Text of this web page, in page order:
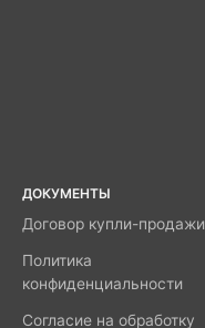
ДОКУМЕНТЫ
Договор купли-продажи
Политика
конфиденциальности
Согласие на обработку